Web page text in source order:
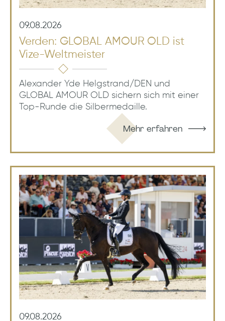
09.08.2026
Verden: GLOBAL AMOUR OLD ist
Vize-Weltmeister
Alexander Yde Helgstrand/DEN und
GLOBAL AMOUR OLD sichern sich mit einer
Top-Runde die Silbermedaille.
Mehr erfahren
09.08.2026